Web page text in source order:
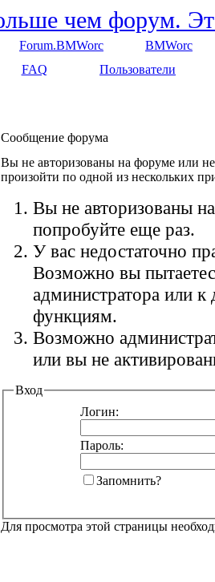
Forum.BMWorc
BMWorc
FAQ Пользователи
Сообщение форума
Вы не авторизованы на форуме или
произойти по одной из нескольких
Вы не авторизованы
попробуйте еще раз.
У вас недостаточно
Возможно вы
администратора или
функциям.
Возможно
или вы не
Вход
Логин:
Пароль:
Запомнить?
Для просмотра этой страницы